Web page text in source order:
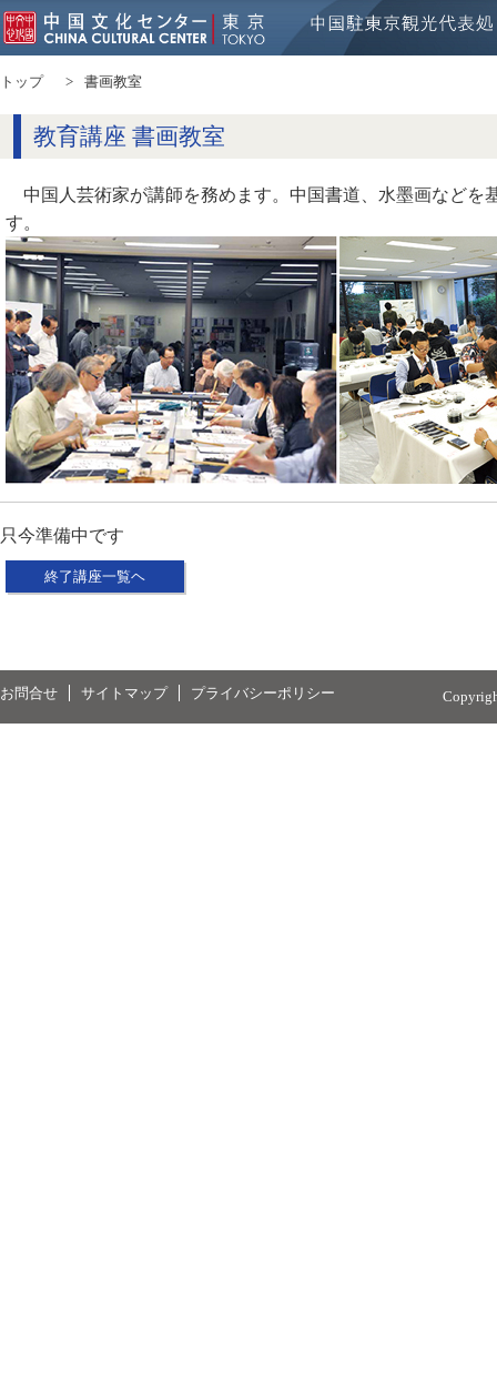
トップ 書画教室
教育講座 書画教室
中国人芸術家が講師を務めます。中国書道、水墨画などを
す。
只今準備中です
終了講座一覧ヘ
お問合せ サイトマップ プライバシーポリシー